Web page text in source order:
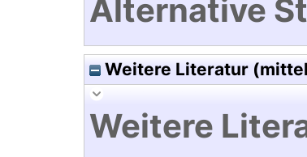
Alternative
Weitere Literatur
Weitere